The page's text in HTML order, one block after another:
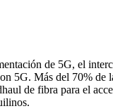
de 5G, el
5G. Más del 70% de
de fibra para el